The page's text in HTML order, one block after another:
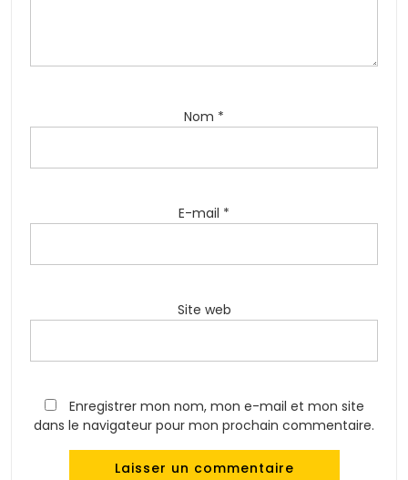
Nom *
E-mail *
Site web
Enregistrer mon nom, mon e-mail et mon site
dans le navigateur pour mon prochain commentaire.